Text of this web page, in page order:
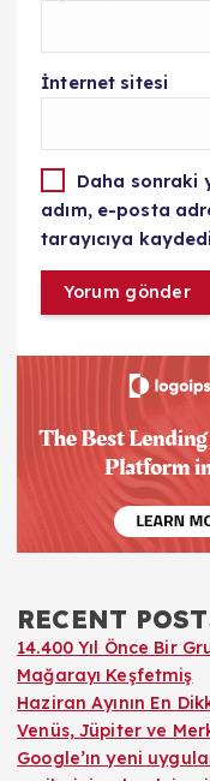
İnternet sitesi
Daha sonraki
adım, e-posta
tarayıcıya
RECENT
14.400 Yıl Önce Bir
Mağarayı Keşfetmiş
Haziran Ayının En
Venüs, Jüpiter ve
Google’ın yeni